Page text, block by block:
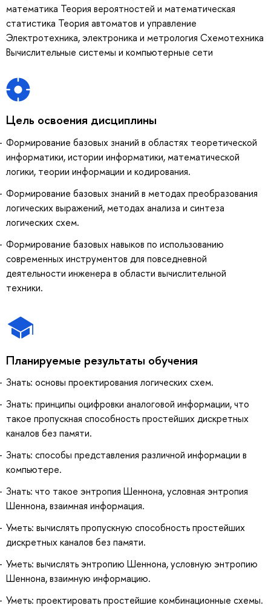
математика Теория вероятностей и математическая
статистика Теория автоматов и управление
Электротехника, электроника и метрология Схемотехника
Вычислительные системы и компьютерные сети
Цель освоения дисциплины
Формирование базовых знаний в областях теоретической
информатики, истории информатики, математической
логики, теории информации и кодирования.
Формирование базовых знаний в методах преобразования
логических выражений, методах анализа и синтеза
логических схем.
Формирование базовых навыков по использованию
современных инструментов для повседневной
деятельности инженера в области вычислительной
техники.
Планируемые результаты обучения
Знать: основы проектирования логических схем.
Знать: принципы оцифровки аналоговой информации, что
такое пропускная способность простейших дискретных
каналов без памяти.
Знать: способы представления различной информации в
компьютере.
Знать: что такое энтропия Шеннона, условная энтропия
Шеннона, взаимная информация.
Уметь: вычислять пропускную способность простейших
дискретных каналов без памяти.
Уметь: вычислять энтропию Шеннона, условную энтропию
Шеннона, взаимную информацию.
Уметь: проектировать простейшие комбинационные схемы.